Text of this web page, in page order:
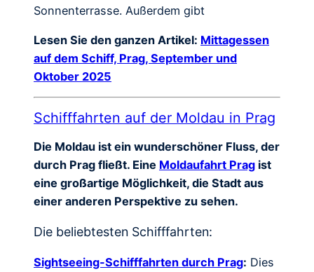
Sonnenterrasse. Außerdem gibt
Lesen Sie den ganzen Artikel: Mittagessen
auf dem Schiff, Prag, September und
Oktober 2025
Schifffahrten auf der Moldau in Prag
Die Moldau ist ein wunderschöner Fluss, der
durch Prag fließt. Eine Moldaufahrt Prag ist
eine großartige Möglichkeit, die Stadt aus
einer anderen Perspektive zu sehen.
Die beliebtesten Schifffahrten:
Sightseeing-Schifffahrten durch Prag: Dies